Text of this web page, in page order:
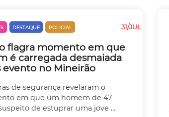
DESTAQUE POLICIAL 31/JUL
flagra momento em que
é carregada desmaiada
evento no Mineirão
de segurança revelaram o
em que um homem de 47
de estuprar uma jove ...